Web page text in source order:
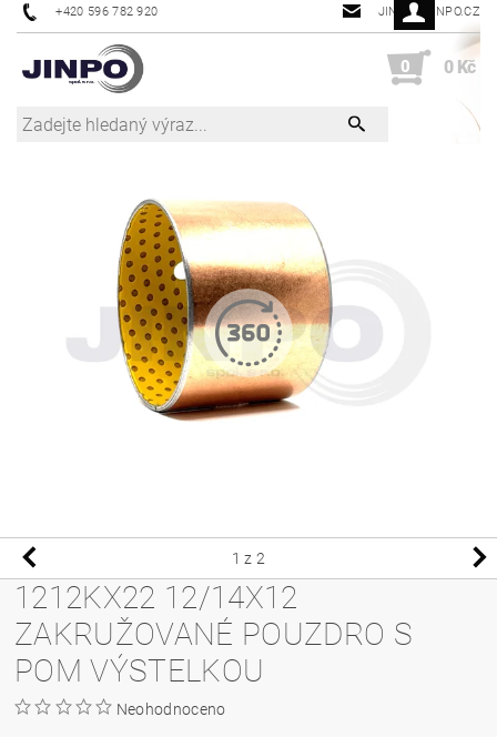
+420 596 782 920 JINPO@JINPO.CZ
0 0 Kč
1 z 2
1212KX22 12/14X12
ZAKRUŽOVANÉ POUZDRO S
POM VÝSTELKOU
Neohodnoceno